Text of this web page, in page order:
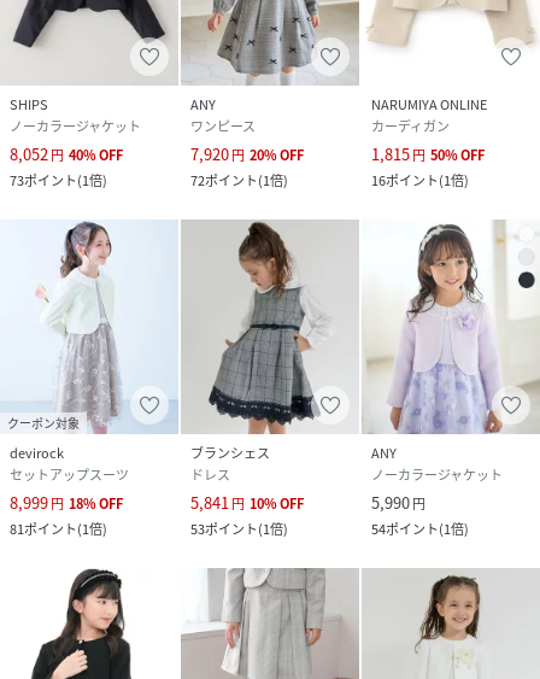
SHIPS
ノーカラージャケット
8,052円 40%OFF
73ポイント(1倍)
ANY
ワンピース
7,920円 20%OFF
72ポイント(1倍)
NARUMIYA ONLINE
カーディガン
1,815円 50%OFF
16ポイント(1倍)
クーポン対象
devirock
セットアップスーツ
8,999円 18%OFF
81ポイント(1倍)
ブランシェス
ドレス
5,841円 10%OFF
53ポイント(1倍)
ANY
ノーカラージャケット
5,990円
54ポイント(1倍)